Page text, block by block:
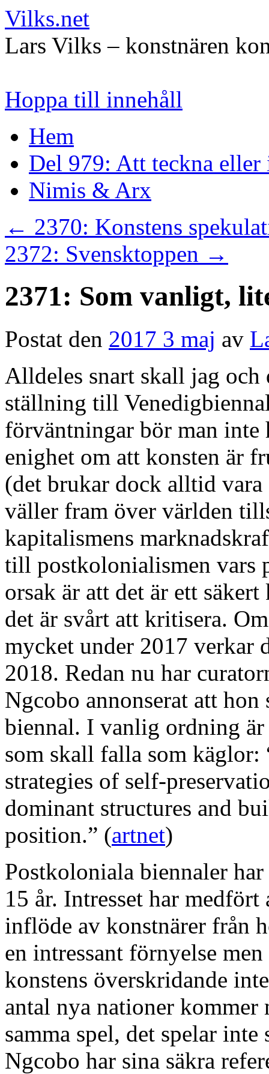
Vilks.net
Lars Vilks – konstnären
Hoppa till innehåll
Hem
Del 979: Att teckna eller
Nimis & Arx
← 2370: Konstens
2372: Svensktoppen →
2371: Som vanligt,
Postat den 2017 3 maj av
Alldeles snart skall jag
ställning till
förväntningar bör man inte
enighet om att konsten är
(det brukar dock alltid
väller fram över världen
kapitalismens
till postkolonialismen vars
orsak är att det är ett
det är svårt att kritisera.
mycket under 2017 verkar
2018. Redan nu har
Ngcobo annonserat att
biennal. I vanlig ordning
som skall falla som
strategies of self-
dominant structures and
position.” (artnet)
Postkoloniala biennaler
15 år. Intresset har
inflöde av konstnärer från
en intressant förnyelse
konstens överskridande
antal nya nationer
samma spel, det spelar
Ngcobo har sina säkra